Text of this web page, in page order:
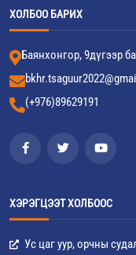
ХОЛБОО БАРИХ
Баянхонгор, 9дүгээр
(+976)89629191
ХЭРЭГЦЭЭТ ХОЛБООС
Ус цаг уур, орчны